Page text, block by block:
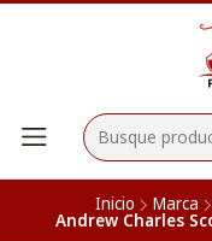
Inicio Marca
Andrew Charles